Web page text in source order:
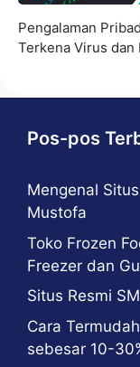
Pengalaman
Terkena Virus dan
Pos-pos
Mengenal
Mustofa
Toko Frozen
Freezer dan
Situs Resmi
Cara
sebesar 10-